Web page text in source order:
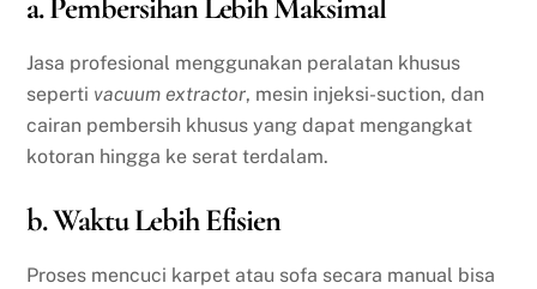
a. Pembersihan Lebih Maksimal
Jasa profesional menggunakan peralatan khusus
seperti vacuum extractor, mesin injeksi-suction, dan
cairan pembersih khusus yang dapat mengangkat
kotoran hingga ke serat terdalam.
b. Waktu Lebih Efisien
Proses mencuci karpet atau sofa secara manual bisa